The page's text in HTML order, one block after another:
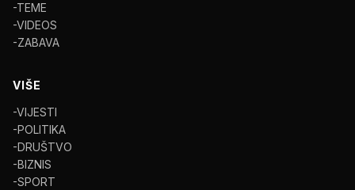
-TEME
-VIDEOS
-ZABAVA
VIŠE
-VIJESTI
-POLITIKA
-DRUŠTVO
-BIZNIS
-SPORT